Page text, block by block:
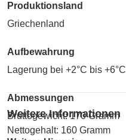
Produktionsland
Griechenland
Aufbewahrung
Lagerung bei +2°C bis +6°C
Abmessungen
Bruttogewicht: 170 Gramm
Nettogehalt: 160 Gramm
Weitere Informationen